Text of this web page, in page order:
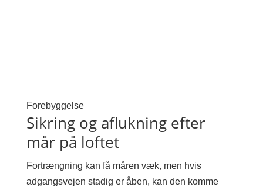
Forebyggelse
Sikring og aflukning efter
mår på loftet
Fortrængning kan få måren væk, men hvis
adgangsvejen stadig er åben, kan den komme